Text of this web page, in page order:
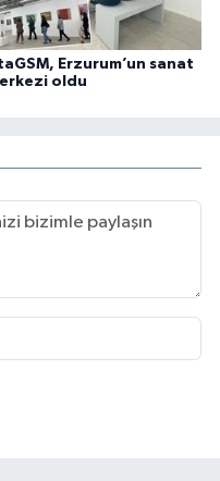
Erzurum’un sanat
oldu